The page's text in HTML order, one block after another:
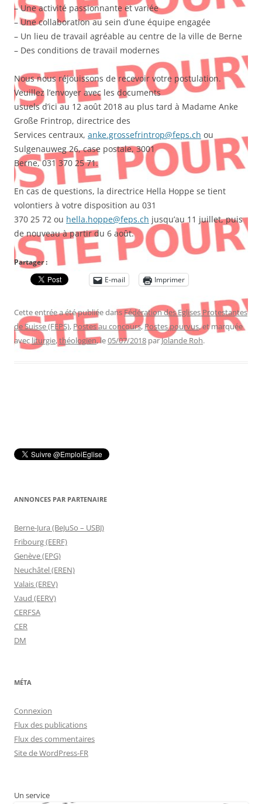
– Une activité passionnante et variée
– Une collaboration au sein d’une équipe engagée
– Un lieu de travail agréable au centre de la ville de Berne
– Des conditions de travail modernes
Nous nous réjouissons de recevoir votre postulation.
Veuillez l’envoyer avec les documents
usuels d’ici au 12 août 2018 au plus tard à Madame Anke
Große Frintrop, directrice des
Services centraux, anke.grossefrintrop@feps.ch ou
Sulgenauweg 26, case postale, 3001
Berne, 031 370 25 71.
En cas de questions, la directrice Hella Hoppe se tient
volontiers à votre disposition au 031
370 25 72 ou hella.hoppe@feps.ch jusqu’au 11 juillet, puis
de nouveau à partir du 6 août.
Partager :
E-mail
Imprimer
Cette entrée a été publiée dansFédération des Eglises Protestantes
de Suisse (FEPS), Postes au concours,Postes pourvus, et marquée
avecliturgie,théologien, le05/07/2018 parJolande Roh.
ANNONCES PAR PARTENAIRE
Berne-Jura (BeJuSo – USBJ)
Fribourg (EERF)
Genève (EPG)
Neuchâtel (EREN)
Valais (EREV)
Vaud (EERV)
CERFSA
CER
DM
MÉTA
Connexion
Flux des publications
Flux des commentaires
Site de WordPress-FR
Un service